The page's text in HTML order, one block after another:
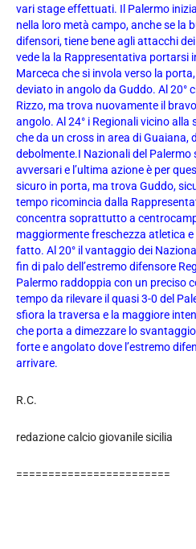
vari stage effettuati. Il Palermo
nella loro metà campo, anche se la
difensori, tiene bene agli attacchi
vede la la Rappresentativa portarsi
Marceca che si invola verso la
deviato in angolo da Guddo. Al 20°
Rizzo, ma trova nuovamente il
angolo. Al 24° i Regionali vicino
che da un cross in area di Guaiana,
debolmente.I Nazionali del
avversari e l’ultima azione è per
sicuro in porta, ma trova Guddo,
tempo ricomincia dalla
concentra soprattutto a
maggiormente freschezza atletica
fatto. Al 20° il vantaggio dei
fin di palo dell’estremo difensore
Palermo raddoppia con un preciso
tempo da rilevare il quasi 3-0 del
sfiora la traversa e la maggiore
che porta a dimezzare lo
forte e angolato dove l’estremo
arrivare.
R.C.
redazione calcio giovanile sicilia
========================